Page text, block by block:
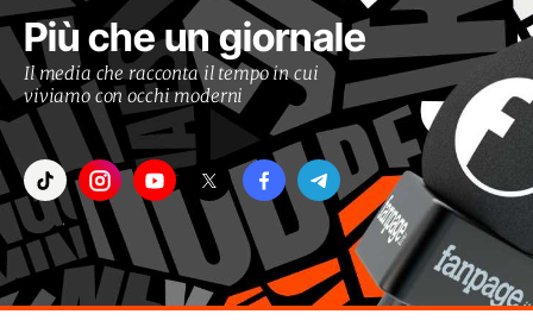
Più che un giornale
Il media che racconta il tempo in cui
viviamo con occhi moderni